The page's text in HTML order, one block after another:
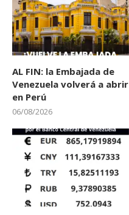
AL FIN: la Embajada de
Venezuela volverá a abrir
en Perú
06/08/2026